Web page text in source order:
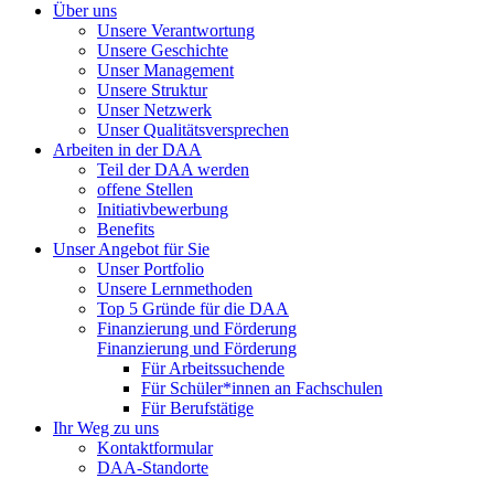
Über uns
Unsere Verantwortung
Unsere Geschichte
Unser Management
Unsere Struktur
Unser Netzwerk
Unser Qualitätsversprechen
Arbeiten in der DAA
Teil der DAA werden
offene Stellen
Initiativbewerbung
Benefits
Unser Angebot für Sie
Unser Portfolio
Unsere Lernmethoden
Top 5 Gründe für die DAA
Finanzierung und Förderung
Finanzierung und Förderung
Für Arbeitssuchende
Für Schüler*innen an Fachschulen
Für Berufstätige
Ihr Weg zu uns
Kontaktformular
DAA-Standorte